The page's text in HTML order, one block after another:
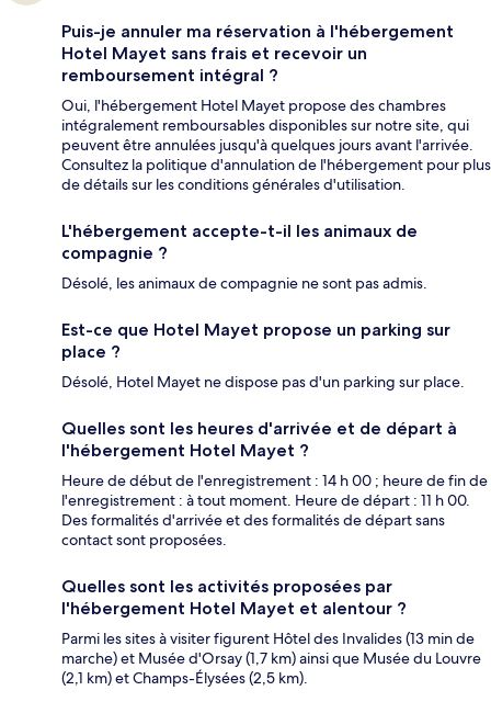
Puis-je annuler ma réservation à l'hébergement
Hotel Mayet sans frais et recevoir un
remboursement intégral ?
Oui, l'hébergement Hotel Mayet propose des chambres
intégralement remboursables disponibles sur notre site, qui
peuvent être annulées jusqu'à quelques jours avant l'arrivée.
Consultez la politique d'annulation de l'hébergement pour plus
de détails sur les conditions générales d'utilisation.
L'hébergement accepte-t-il les animaux de
compagnie ?
Désolé, les animaux de compagnie ne sont pas admis.
Est-ce que Hotel Mayet propose un parking sur
place ?
Désolé, Hotel Mayet ne dispose pas d'un parking sur place.
Quelles sont les heures d'arrivée et de départ à
l'hébergement Hotel Mayet ?
Heure de début de l'enregistrement : 14 h 00 ; heure de fin de
l'enregistrement : à tout moment. Heure de départ : 11 h 00.
Des formalités d'arrivée et des formalités de départ sans
contact sont proposées.
Quelles sont les activités proposées par
l'hébergement Hotel Mayet et alentour ?
Parmi les sites à visiter figurent Hôtel des Invalides (13 min de
marche) et Musée d'Orsay (1,7 km) ainsi que Musée du Louvre
(2,1 km) et Champs-Élysées (2,5 km).